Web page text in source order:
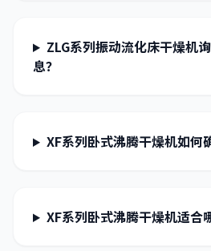
ZLG系列振动流化床干燥机
息？
XF系列卧式沸腾干燥机如何
XF系列卧式沸腾干燥机适合